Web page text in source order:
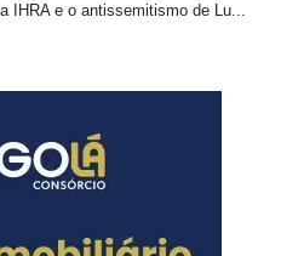
IHRA e o antissemitismo de Lu...